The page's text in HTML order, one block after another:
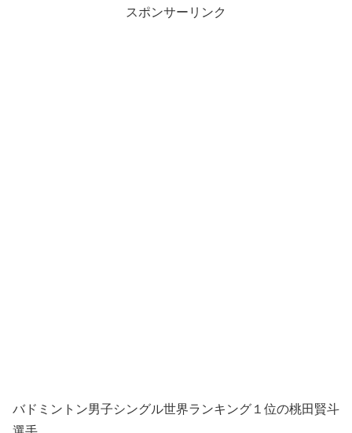
スポンサーリンク
バドミントン男子シングル世界ランキング１位の桃田賢斗